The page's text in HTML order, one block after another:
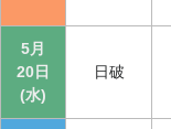
5月
20日
(水)
日破